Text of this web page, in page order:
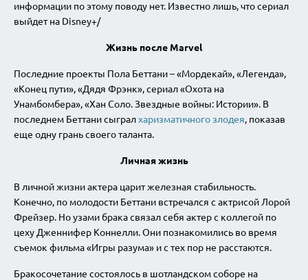
информации по этому поводу нет. Известно лишь, что сериал
выйдет на Disney+/
Жизнь после Marvel
Последние проекты Пола Беттани – «Мордекай», «Легенда»,
«Конец пути», «Дядя Фрэнк», сериал «Охота на
Унамбомбера», «Хан Соло. Звездные войны: Истории». В
последнем Беттани сыгралхаризматичного злодея, показав
еще одну грань своего таланта.
Личная жизнь
В личной жизни актера царит железная стабильность.
Конечно, по молодости Беттани встречался с актрисой Лорой
Фрейзер. Но узами брака связал себя актер с коллегой по
цеху Дженнифер Коннелли. Они познакомились во время
съемок фильма «Игры разума» и с тех пор не расстаются.
Бракосочетание состоялось в шотландском соборе на